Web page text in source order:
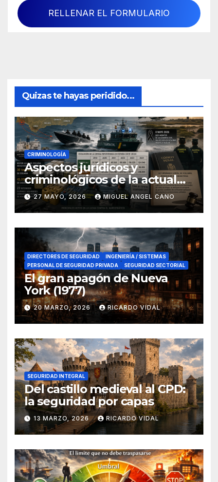
RELLENAR EL FORMULARIO
Quizas te hayas peridido...
CRIMINOLOGÍA
Aspectos jurídicos y
criminológicos de la actual
lucha contra el narcotráfico
en el sur de España
27 MAYO, 2026 MIGUEL ANGEL CANO
DIRECTORES DE SEGURIDAD
INGENIERÍA / SISTEMAS
PERSONAL DE SEGURIDAD PRIVADA
SEGURIDAD SECTORIAL
El gran apagón de Nueva
York (1977)
20 MARZO, 2026 RICARDO VIDAL
SEGURIDAD INTEGRAL
Del castillo medieval al CPD:
la seguridad por capas
13 MARZO, 2026 RICARDO VIDAL